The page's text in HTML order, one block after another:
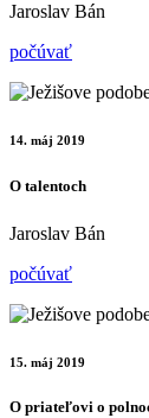
Jaroslav Bán
počúvať
14. máj 2019
O talentoch
Jaroslav Bán
počúvať
15. máj 2019
O priateľovi o